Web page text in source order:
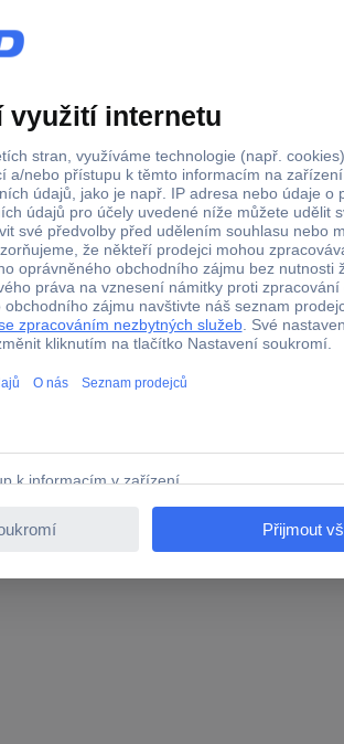
a suché sání 16382 330 W černá
dětských a autosedaček
vodu